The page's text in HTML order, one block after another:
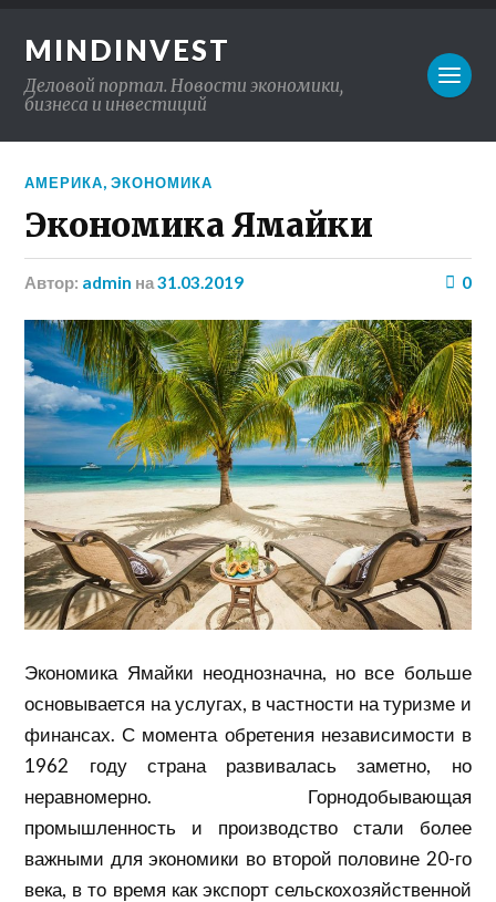
MINDINVEST
Деловой портал. Новости экономики,
бизнеса и инвестиций
АМЕРИКА,ЭКОНОМИКА
Экономика Ямайки
Автор: admin на31.03.2019 0
Экономика Ямайки неоднозначна, но все больше
основывается на услугах, в частности натуризме и
финансах. С момента обретения независимости в
1962 году страна развивалась заметно, но
неравномерно. Горнодобывающая
промышленность и производство стали более
важными для экономики во второй половине 20-го
века, в то время как экспорт сельскохозяйственной